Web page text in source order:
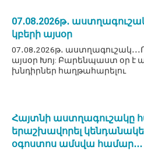
07․08․2026թ․
կբերի այսօր
07․08․2026թ․
այսօր Խոյ: Բարենպաստ օր է
խնդիրներ հաղթահարելու
Հայտնի աստղագուշակը
երաշխավորել
օգոստոս ամսվա համար․․․